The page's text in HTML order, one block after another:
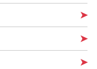
➤
➤
➤